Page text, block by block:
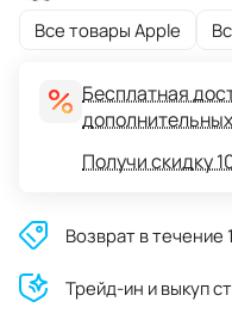
Все товары Apple
Бесплатная
Получи скидку
Возврат в течение
Трейд-ин и выкуп